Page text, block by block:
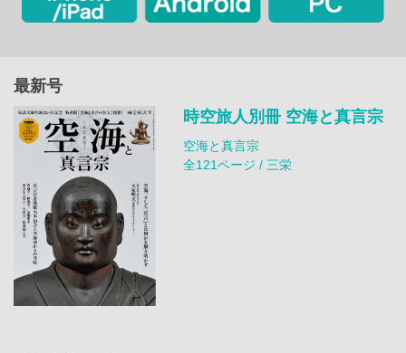
最新号
時空旅人別冊 空海と真言宗
空海と真言宗
全121ページ / 三栄